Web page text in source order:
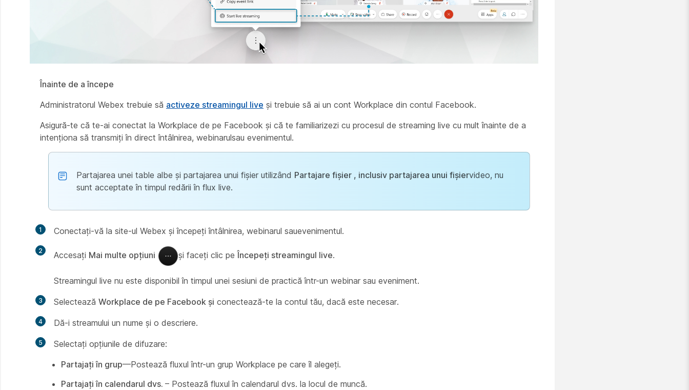
Înainte de a începe
Administratorul Webex trebuie să activeze streamingul live și trebuie să ai un cont Workplace din contul Facebook.
Asigură-te că te-ai conectat la Workplace de pe Facebook și că te familiarizezi cu procesul de streaming live cu mult înainte de a
intenționa să transmiți în direct întâlnirea, webinarulsau evenimentul.
Partajarea unei table albe și partajarea unui fișier utilizând Partajare fișier , inclusiv partajarea unui fișiervideo, nu
sunt acceptate în timpul redării în flux live.
1 Conectați-vă la site-ul Webex și începeți întâlnirea, webinarul sauevenimentul.
2 Accesați Mai multe opțiuni și faceți clic pe Începeți streamingul live.
Streamingul live nu este disponibil în timpul unei sesiuni de practică într-un webinar sau eveniment.
3 Selectează Workplace de pe Facebook și conectează-te la contul tău, dacă este necesar.
4 Dă-i streamului un nume și o descriere.
5
Selectați opțiunile de difuzare:
Partajați în grup—Postează fluxul într-un grup Workplace pe care îl alegeți.
Partajați în calendarul dvs. – Postează fluxul în calendarul dvs. la locul de muncă.